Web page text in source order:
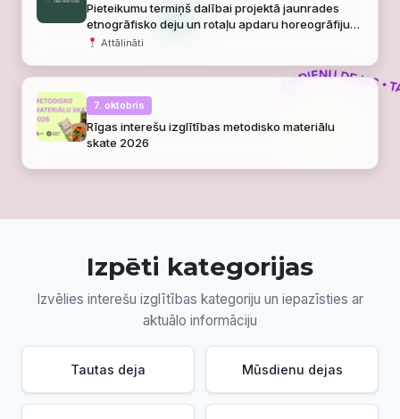
Pieteikumu termiņš dalībai projektā jaunrades
etnogrāfisko deju un rotaļu apdaru horeogrāfiju
veidošanai
Attālināti
7. oktobris
Rīgas interešu izglītības metodisko materiālu
skate 2026
Izpēti kategorijas
Izvēlies interešu izglītības kategoriju un iepazīsties ar
aktuālo informāciju
Tautas deja Mūsdienu dejas